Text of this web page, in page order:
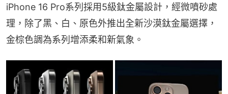
iPhone 16 Pro系列採用5級鈦金屬設計，經微噴砂處
理，除了黑、白、原色外推出全新沙漠鈦金屬選擇，
金棕色調為系列增添柔和新氣象。